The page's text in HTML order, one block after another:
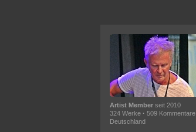
Artist Memberseit 2010
324 Werke · 509 Kommentare
Deutschland